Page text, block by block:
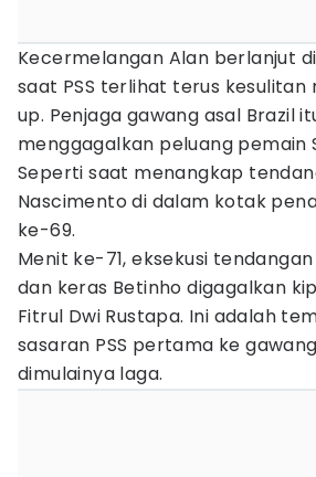
Kecermelangan Alan berlanjut
saat PSS terlihat terus kesulitan
up. Penjaga gawang asal Brazil
menggagalkan peluang pemain
Seperti saat menangkap
Nascimento di dalam kotak
ke-69.
Menit ke-71, eksekusi
dan keras Betinho digagalkan
Fitrul Dwi Rustapa. Ini adalah
sasaran PSS pertama ke
dimulainya laga.